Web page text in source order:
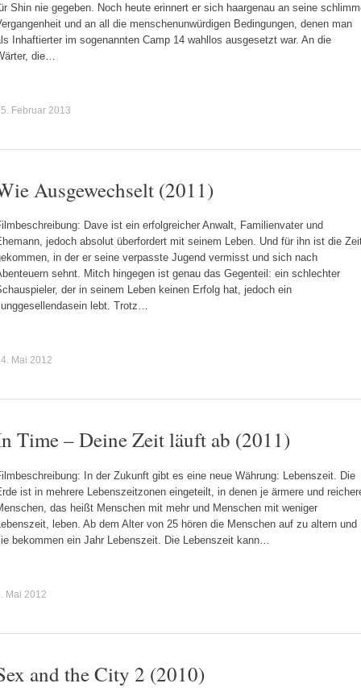
Shin nie gegeben. Noch heute erinnert er sich haargenau an seine
und an all die menschenunwürdigen Bedingungen, denen man
Inhaftierter im sogenannten Camp 14 wahllos ausgesetzt war. An die
die…
Februar 2013
Ausgewechselt (2011)
Dave ist ein erfolgreicher Anwalt, Familienvater und
jedoch absolut überfordert mit seinem Leben. Und für ihn ist die
in der er seine verpasste Jugend vermisst und sich nach
sehnt. Mitch hingegen ist genau das Gegenteil: ein schlechter
der in seinem Leben keinen Erfolg hat, jedoch ein
lebt. Trotz…
Mai 2012
Time – Deine Zeit läuft ab (2011)
In der Zukunft gibt es eine neue Währung: Lebenszeit. Die
ist in mehrere Lebenszeitzonen eingeteilt, in denen je ärmere und
das heißt Menschen mit mehr und Menschen mit weniger
leben. Ab dem Alter von 25 hören die Menschen auf zu altern und
bekommen ein Jahr Lebenszeit. Die Lebenszeit kann…
Mai 2012
and the City 2 (2010)